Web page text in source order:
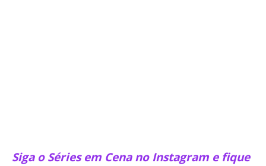
Siga o Séries em Cena no Instagram e fique